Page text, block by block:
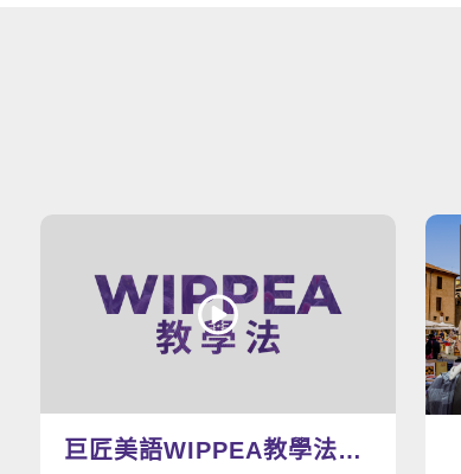
巨匠美語WIPPEA教學法示